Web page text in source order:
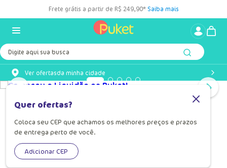
Frete grátis a partir de R$ 249,90* Saiba mais
Digite aqui sua busca
Ver ofertasda minha cidade
Quer ofertas?
Coloca seu CEP que achamos os melhores preços e prazos
de entrega perto de você.
Adicionar CEP
Confira seu cashback